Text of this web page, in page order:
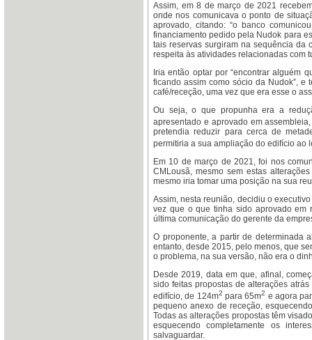
Assim, em 8 de março de 2021
onde nos comunicava o ponto de
aprovado, citando: “o banco
financiamento pedido pela Nudok para
tais reservas surgiram na sequência da
respeita às atividades relacionadas com
Iria então optar por “encontrar alguém
ficando assim como sócio da Nudok”,
café/receção, uma vez que era esse o
Ou seja, o que propunha era a
apresentado e aprovado em
pretendia reduzir para cerca de
permitiria a sua ampliação do edifício ao
Em 10 de março de 2021, foi nos
CMLousã, mesmo sem estas
mesmo iria tomar uma posição na sua
Assim, nesta reunião, decidiu o
vez que o que tinha sido aprovado em
última comunicação do gerente da
O proponente, a partir de determinada
entanto, desde 2015, pelo menos, que
o problema, na sua versão, não era o
Desde 2019, data em que, afinal,
sido feitas propostas de alterações
edifício, de 124m2 para 65m2 e agora
pequeno anexo de receção,
Todas as alterações propostas têm
esquecendo completamente os
salvaguardar.